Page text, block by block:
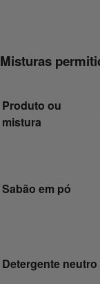
Misturas
Produto ou
mistura
Sabão em pó
Detergente neutro